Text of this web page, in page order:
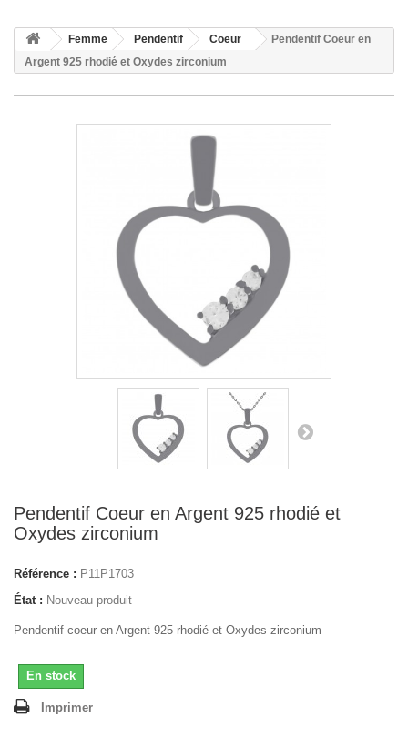
Femme Pendentif Coeur
Pendentif Coeur en
Argent 925 rhodié et Oxydes zirconium
Pendentif Coeur en Argent 925 rhodié et
Oxydes zirconium
Référence : P11P1703
État : Nouveau produit
Pendentif coeur en Argent 925 rhodié et Oxydes zirconium
En stock
Imprimer